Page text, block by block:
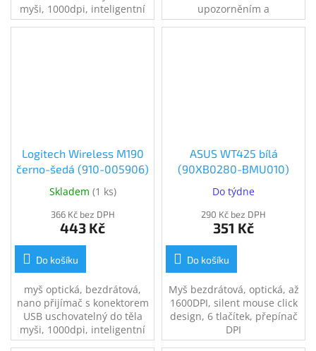
myši, 1000dpi, inteligentní
řízení spotřeby, napájení
upozorněním a
příslušenstvím v praktickém
Logitech Wireless M190
černo-šedá (910-005906)
Skladem (1 ks)
366 Kč bez DPH
443 Kč
Do košíku
myš optická, bezdrátová,
nano přijímač s konektorem
USB uschovatelný do těla
myši, 1000dpi, inteligentní
řízení spotřeby, napájení
ASUS WT425 bílá
(90XB0280-BMU010)
Do týdne
290 Kč bez DPH
351 Kč
Do košíku
Myš bezdrátová, optická, až
1600DPI, silent mouse click
design, 6 tlačítek, přepínač
DPI